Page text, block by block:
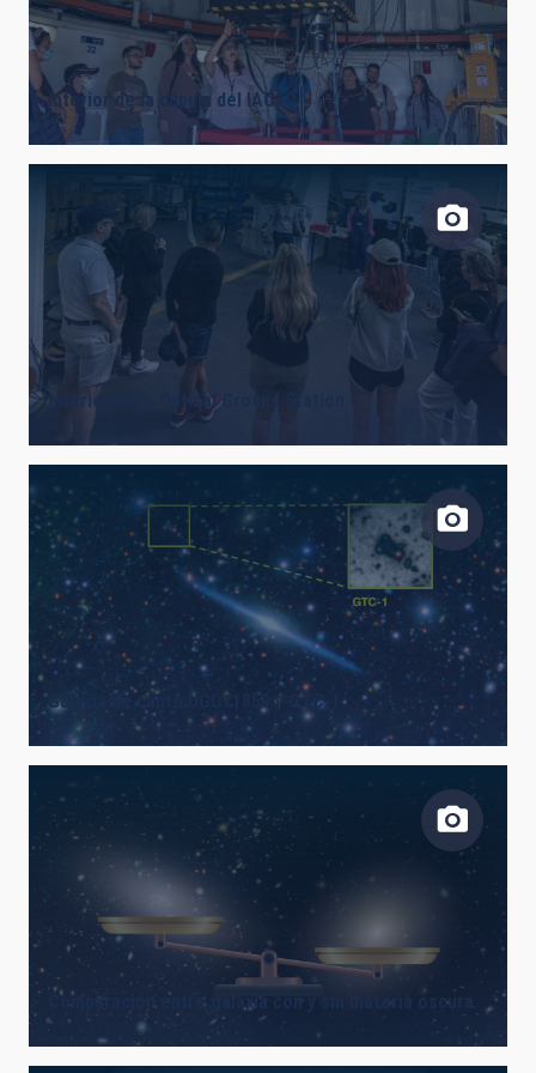
Interior de la cúpula del IAC80
Interior de la Optical Ground Station
Galaxia de canto UGC11859 y GTC-1
Comparación entre galaxia con y sin materia oscura